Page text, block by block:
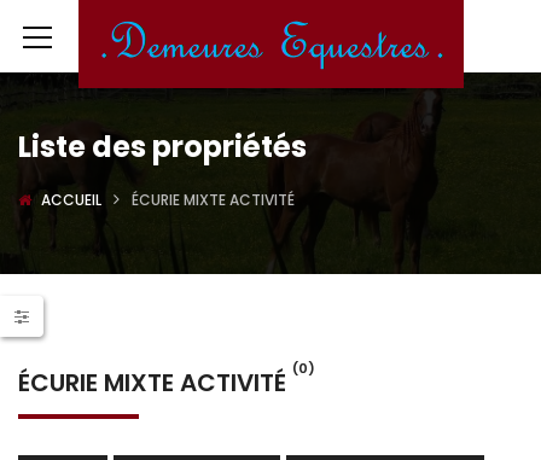
Liste des propriétés
ACCUEIL ÉCURIE MIXTE ACTIVITÉ
ÉCURIE MIXTE ACTIVITÉ (0)